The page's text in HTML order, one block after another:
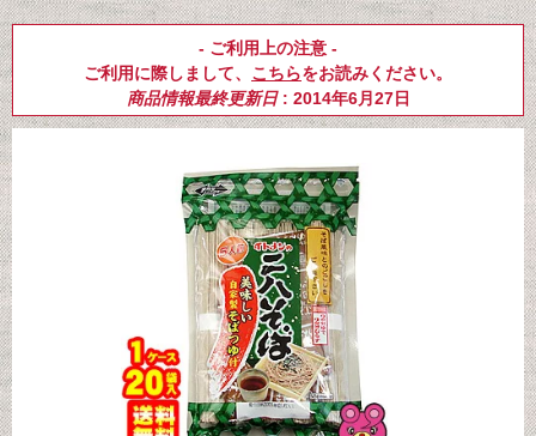
- ご利用上の注意 -
ご利用に際しまして、 こちらをお読みください。
商品情報最終更新日: 2014年6月27日